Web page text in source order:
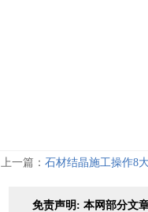
上一篇： 石材结晶施工操作8
免责声明: 本网部分文